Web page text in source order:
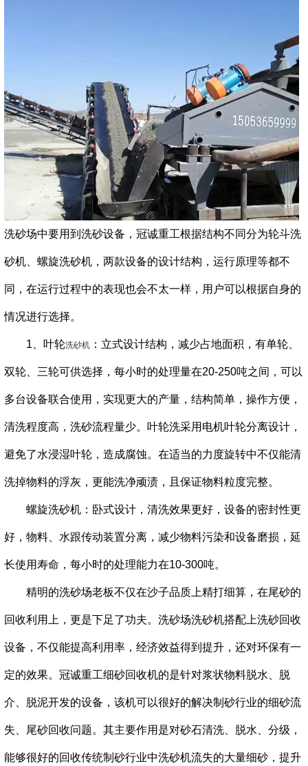
洗砂场中要用到洗砂设备，冠诚重工根据结构不同分为轮斗洗
砂机、螺旋洗砂机，两款设备的设计结构，运行原理等都不
同，在运行过程中的表现也会不太一样，用户可以根据自身的
情况进行选择。
1、叶轮洗砂机 ：立式设计结构，减少占地面积，有单轮、
双轮、三轮可供选择，每小时的处理量在20-250吨之间，可以
多台设备联合使用，实现更大的产量，结构简单，操作方便，
清洗程度高，洗砂流程量少。叶轮洗采用电机叶轮分离设计，
避免了水浸湿叶轮，造成腐蚀。在适当的力度旋转中不仅能清
洗掉物料的浮灰，更能洗净顽渍，且保证物料粒度完整。
螺旋洗砂机：卧式设计，清洗效果更好，设备的密封性更
好，物料、水跟传动装置分离，减少物料污染和设备磨损，延
长使用寿命，每小时的处理能力在10-300吨。
精明的洗砂场老板不仅在沙子品质上精打细算，在尾砂的
回收利用上，更是下足了功夫。洗砂场洗砂机搭配上洗砂回收
设备，不仅能提高利用率，经济效益得到提升，还对环保有一
定的效果。冠诚重工细砂回收机的是针对浆状物料脱水、脱
介、脱泥开发的设备，该机可以很好的解决制砂行业的细砂流
失、尾砂回收问题。其主要作用是对砂石清洗、脱水、分级，
能够很好的回收传统制砂行业中洗砂机流失的大量细砂，提升